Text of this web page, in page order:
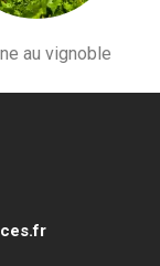
au vignoble